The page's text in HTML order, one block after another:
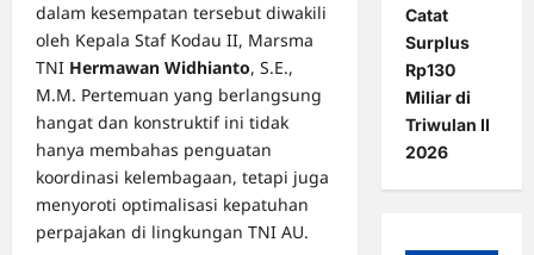
dalam kesempatan tersebut diwakili
oleh Kepala Staf Kodau II, Marsma
TNI Hermawan Widhianto, S.E.,
M.M. Pertemuan yang berlangsung
hangat dan konstruktif ini tidak
hanya membahas penguatan
koordinasi kelembagaan, tetapi juga
menyoroti optimalisasi kepatuhan
perpajakan di lingkungan TNI AU.
Catat
Surplus
Rp130
Miliar di
Triwulan II
2026